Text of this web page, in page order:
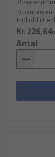
RS-
Indhold (1
Kr. 226,64
Antal